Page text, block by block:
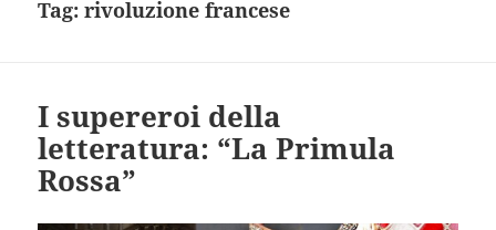
Tag:rivoluzione francese
I supereroi della
letteratura: “La Primula
Rossa”